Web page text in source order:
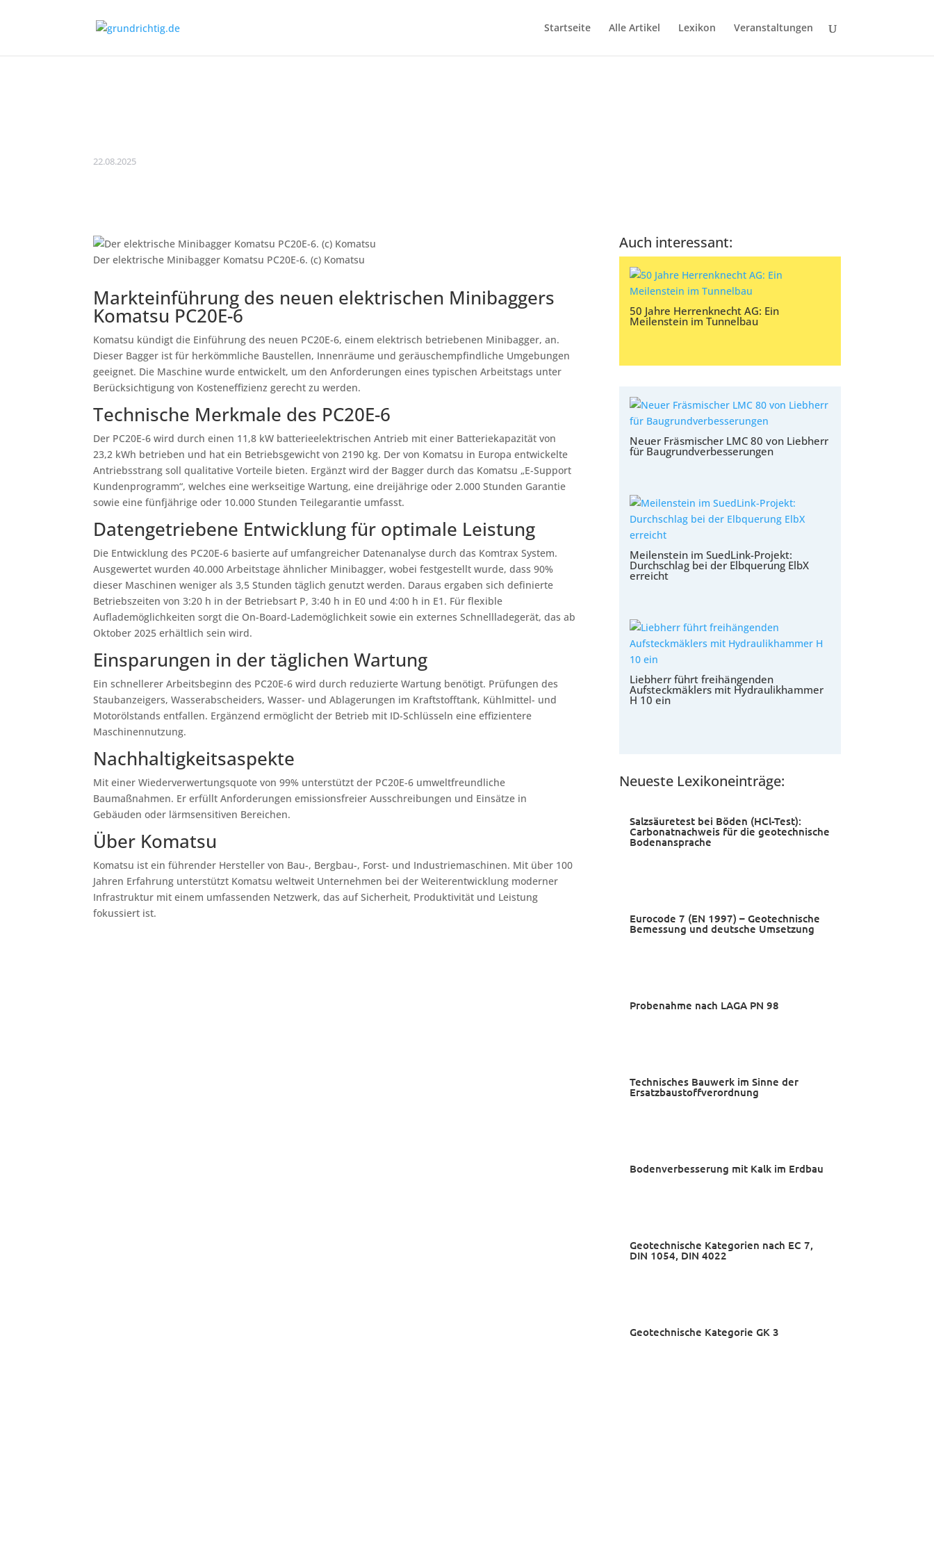
Startseite Alle Artikel Lexikon Veranstaltungen
22.08.2025
Der elektrische Minibagger Komatsu PC20E-6. (c) Komatsu
Markteinführung des neuen elektrischen Minibaggers
Komatsu PC20E-6
Komatsu kündigt die Einführung des neuen PC20E-6, einem elektrisch betriebenen Minibagger, an.
Dieser Bagger ist für herkömmliche Baustellen, Innenräume und geräuschempfindliche Umgebungen
geeignet. Die Maschine wurde entwickelt, um den Anforderungen eines typischen Arbeitstags unter
Berücksichtigung von Kosteneffizienz gerecht zu werden.
Technische Merkmale des PC20E-6
Der PC20E-6 wird durch einen 11,8 kW batterieelektrischen Antrieb mit einer Batteriekapazität von
23,2 kWh betrieben und hat ein Betriebsgewicht von 2190 kg. Der von Komatsu in Europa entwickelte
Antriebsstrang soll qualitative Vorteile bieten. Ergänzt wird der Bagger durch das Komatsu „E-Support
Kundenprogramm“, welches eine werkseitige Wartung, eine dreijährige oder 2.000 Stunden Garantie
sowie eine fünfjährige oder 10.000 Stunden Teilegarantie umfasst.
Datengetriebene Entwicklung für optimale Leistung
Die Entwicklung des PC20E-6 basierte auf umfangreicher Datenanalyse durch das Komtrax System.
Ausgewertet wurden 40.000 Arbeitstage ähnlicher Minibagger, wobei festgestellt wurde, dass 90%
dieser Maschinen weniger als 3,5 Stunden täglich genutzt werden. Daraus ergaben sich definierte
Betriebszeiten von 3:20 h in der Betriebsart P, 3:40 h in E0 und 4:00 h in E1. Für flexible
Auflademöglichkeiten sorgt die On-Board-Lademöglichkeit sowie ein externes Schnellladegerät, das ab
Oktober 2025 erhältlich sein wird.
Einsparungen in der täglichen Wartung
Ein schnellerer Arbeitsbeginn des PC20E-6 wird durch reduzierte Wartung benötigt. Prüfungen des
Staubanzeigers, Wasserabscheiders, Wasser- und Ablagerungen im Kraftstofftank, Kühlmittel- und
Motorölstands entfallen. Ergänzend ermöglicht der Betrieb mit ID-Schlüsseln eine effizientere
Maschinennutzung.
Nachhaltigkeitsaspekte
Mit einer Wiederverwertungsquote von 99% unterstützt der PC20E-6 umweltfreundliche
Baumaßnahmen. Er erfüllt Anforderungen emissionsfreier Ausschreibungen und Einsätze in
Gebäuden oder lärmsensitiven Bereichen.
Über Komatsu
Komatsu ist ein führender Hersteller von Bau-, Bergbau-, Forst- und Industriemaschinen. Mit über 100
Jahren Erfahrung unterstützt Komatsu weltweit Unternehmen bei der Weiterentwicklung moderner
Infrastruktur mit einem umfassenden Netzwerk, das auf Sicherheit, Produktivität und Leistung
fokussiert ist.
Auch interessant:
50 Jahre Herrenknecht AG: Ein
Meilenstein im Tunnelbau
Neuer Fräsmischer LMC 80 von Liebherr
für Baugrundverbesserungen
Meilenstein im SuedLink-Projekt:
Durchschlag bei der Elbquerung ElbX
erreicht
Liebherr führt freihängenden
Aufsteckmäklers mit Hydraulikhammer
H 10 ein
Neueste Lexikoneinträge:
Salzsäuretest bei Böden (HCl-Test):
Carbonatnachweis für die geotechnische
Bodenansprache
Eurocode 7 (EN 1997) – Geotechnische
Bemessung und deutsche Umsetzung
Probenahme nach LAGA PN 98
Technisches Bauwerk im Sinne der
Ersatzbaustoffverordnung
Bodenverbesserung mit Kalk im Erdbau
Geotechnische Kategorien nach EC 7,
DIN 1054, DIN 4022
Geotechnische Kategorie GK 3